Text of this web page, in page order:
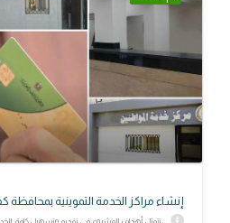
إنشاء مراكز الخدمة التموينية بمحافظة
تتمثل أهداف المشروع في تقديم وتسهيل كافة